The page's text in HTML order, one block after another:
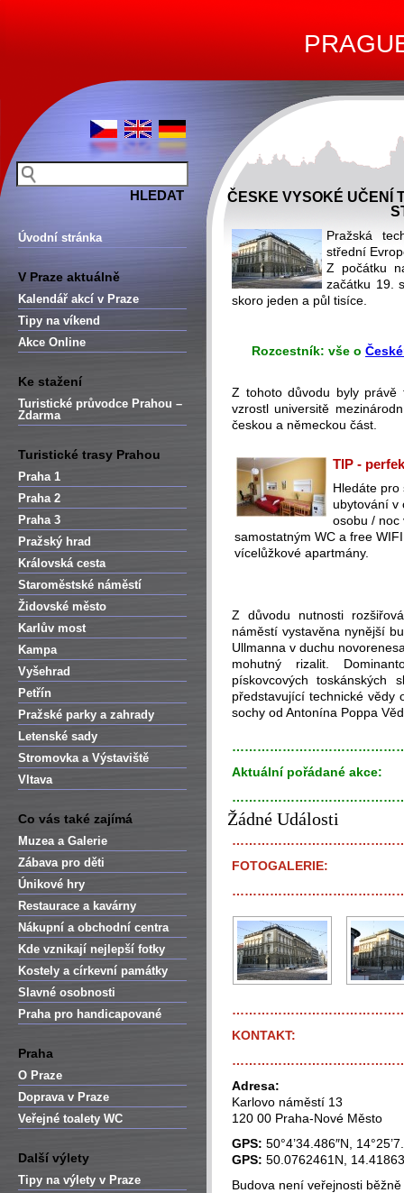
Úvodní stránka
V Praze aktuálně
Kalendář akcí v Praze
Tipy na víkend
Akce Online
Ke stažení
Turistické průvodce Prahou –
Zdarma
Turistické trasy Prahou
Praha 1
Praha 2
Praha 3
Pražský hrad
Královská cesta
Staroměstské náměstí
Židovské město
Karlův most
Kampa
Vyšehrad
Petřín
Pražské parky a zahrady
Letenské sady
Stromovka a Výstaviště
Vltava
Co vás také zajímá
Muzea a Galerie
Zábava pro děti
Únikové hry
Restaurace a kavárny
Nákupní a obchodní centra
Kde vznikají nejlepší fotky
Kostely a církevní památky
Slavné osobnosti
Praha pro handicapované
Praha
O Praze
Doprava v Praze
Veřejné toalety WC
Další výlety
Tipy na výlety v Praze
ČESKE VYSOKÉ UČENÍ
Pražská
střední
Z počátku
začátku 19.
skoro jeden a půl tisíce.
Rozcestník: vše o
Z tohoto důvodu byly právě
vzrostl universitě
českou a německou část.
TIP -
Hledáte pro
ubytování v
osobu / noc
samostatným WC a free
vícelůžkové apartmány.
Z důvodu nutnosti
náměstí vystavěna nynější
Ullmanna v duchu
mohutný rizalit.
pískovcových toskánských
představující technické vědy
sochy od Antonína Poppa
Aktuální pořádané akce:
Žádné Události
FOTOGALERIE:
KONTAKT:
Adresa:
Karlovo náměstí 13
120 00 Praha-Nové Město
GPS: 50°4’34.486″N,
GPS: 50.0762461N,
Budova není veřejnosti